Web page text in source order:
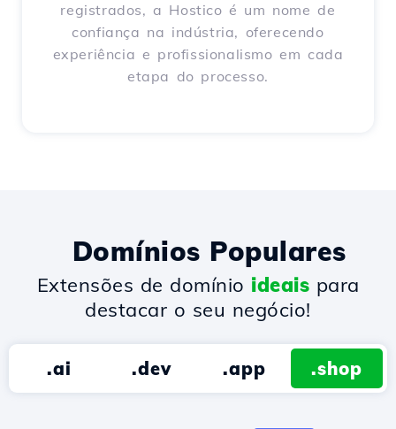
registrados, a Hostico é um nome de
confiança na indústria, oferecendo
experiência e profissionalismo em cada
etapa do processo.
Domínios Populares
Extensões de domínio ideais para
destacar o seu negócio!
.ai .dev .app .shop